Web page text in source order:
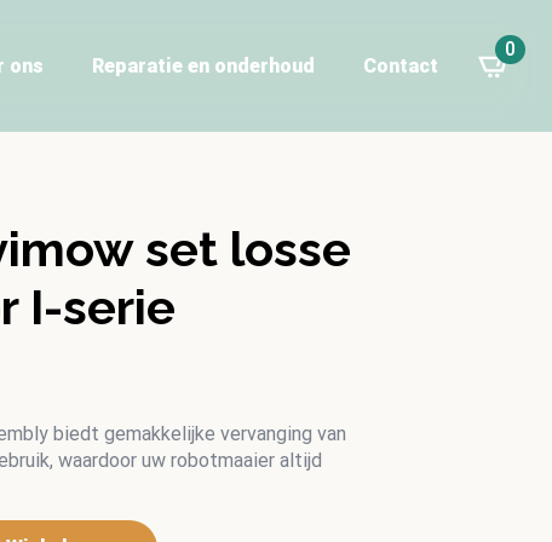
ons Reparatie en onderhoud Contact
0
set losse
I-serie
biedt gemakkelijke vervanging van
waardoor uw robotmaaier altijd